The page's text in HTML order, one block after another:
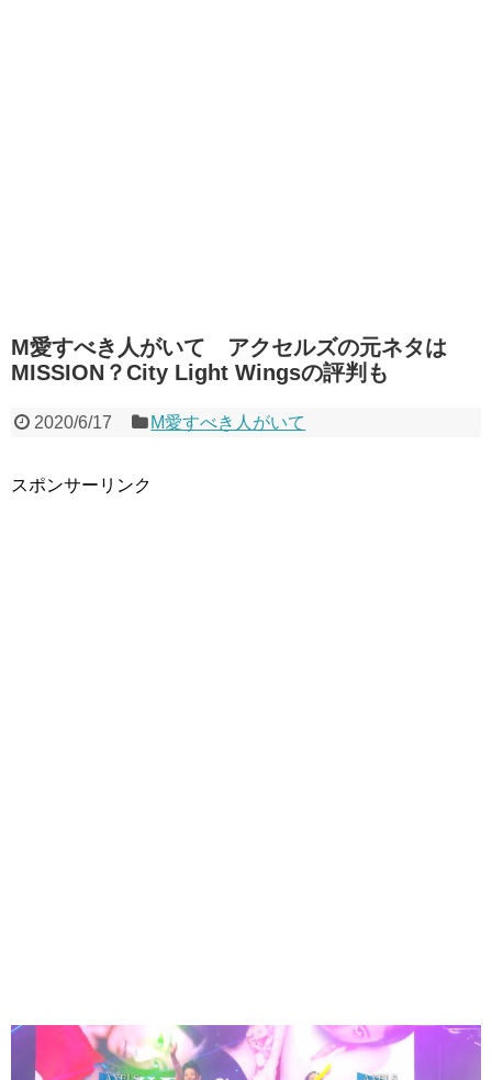
M愛すべき人がいて アクセルズの元ネタは
MISSION？City Light Wingsの評判も
2020/6/17 M愛すべき人がいて
スポンサーリンク